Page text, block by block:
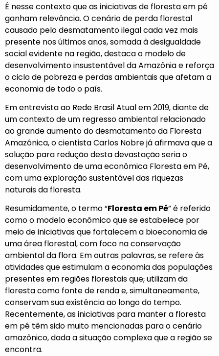
É nesse contexto que as iniciativas de floresta em pé
ganham relevância. O cenário de perda florestal
causado pelo desmatamento ilegal cada vez mais
presente nos últimos anos, somada à desigualdade
social evidente na região, destaca o modelo de
desenvolvimento insustentável da Amazônia e reforça
o ciclo de pobreza e perdas ambientais que afetam a
economia de todo o país.
Em entrevista ao Rede Brasil Atual em 2019, diante de
um contexto de um regresso ambiental relacionado
ao grande aumento do desmatamento da Floresta
Amazônica, o cientista Carlos Nobre já afirmava que a
solução para redução desta devastação seria o
desenvolvimento de uma econômica Floresta em Pé,
com uma exploração sustentável das riquezas
naturais da floresta.
Resumidamente, o termo “Floresta em Pé” é referido
como o modelo econômico que se estabelece por
meio de iniciativas que fortalecem a bioeconomia de
uma área florestal, com foco na conservação
ambiental da flora. Em outras palavras, se refere às
atividades que estimulam a economia das populações
presentes em regiões florestais que,utilizamda
floresta como fonte de renda e, simultaneamente,
conservam sua existência ao longo do tempo.
Recentemente, as iniciativas para manter a floresta
em pé têm sido muito mencionadas para o cenário
amazônico, dada a situação complexa que a região se
encontra.